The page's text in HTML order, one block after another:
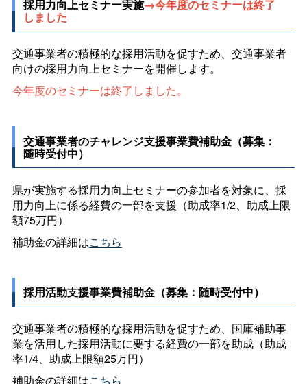
採用力向上セミナー実施→今年度のセミナーは終了
しました
交通事業者の積極的な採用活動を促すため、交通事業者
向けの採用力向上セミナーを開催します。
今年度のセミナーは終了しました。
交通事業者のチャレンジ支援事業費補助金（募集：
随時受付中）
県が実施する採用力向上セミナーの参加者を対象に、採
用力向上に係る経費の一部を支援（助成率1/2、助成上限
額75万円）
補助金の詳細はこちら
採用活動支援事業費補助金（募集：随時受付中）
交通事業者の積極的な採用活動を促すため、国庫補助事
業を活用した採用活動に要する経費の一部を助成（助成
率1/4、助成上限額25万円）
補助金の詳細はこちら